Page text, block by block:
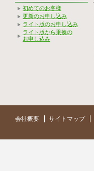
初めてのお客様
更新のお申し込み
ライト版のお申し込み
ライト版から乗換の
お申し込み
会社概要 サイトマップ